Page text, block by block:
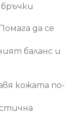
да се
баланс и
кожата по-